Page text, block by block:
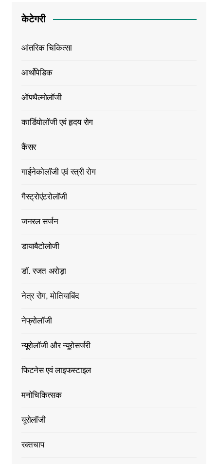
केटेगरी
आंतरिक चिकित्सा
आर्थोपेडिक
ऑपथैल्मोलॉजी
कार्डियोलॉजी एवं हृदय रोग
कैंसर
गाईनेकोलॉजी एवं स्त्री रोग
गैस्ट्रोएंटरोलॉजी
जनरल सर्जन
डायाबैटोलोजी
डॉ. रजत अरोड़ा
नेत्र रोग, मोतियाबिंद
नेफ्रोलॉजी
न्यूरोलॉजी और न्यूरोसर्जरी
फिटनेस एवं लाइफस्टाइल
मनोचिकित्सक
यूरोलॉजी
रक्तचाप